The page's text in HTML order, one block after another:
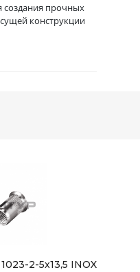
создания прочных
конструкции
2-5x13,5 INOX